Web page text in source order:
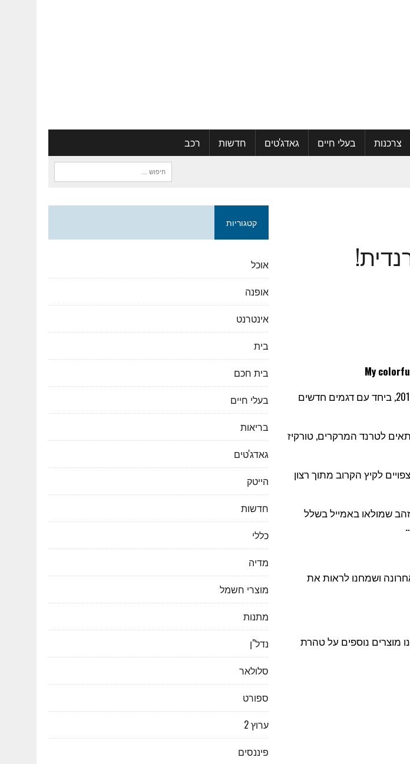
צרכנות בעלי חיים גאדג'טים חדשות רכב
חיפוש:
My
הקולקציה הקיצית מורכבת מדגמים בולטים מוצלחים ששודרגו והותאמו לצבעי קיץ 2012, ביחד עם דגמים חדשים
לטרנד המרקרים, טורקיז
לקיץ הקרוב מתוך רצון
שמולאו באמייל בשלל
ושמחנו לראות את
מוצרים נוספים על טהרת
קטגוריות
אוכל
אופנה
אינטרנט
בית
בית חכם
בעלי חיים
בריאות
גאדג'טים
הייטק
חדשות
כללי
מדיה
מוצרי חשמל
מתנות
נדל"ן
סלולאר
ספורט
ערוץ 2
פיננסים